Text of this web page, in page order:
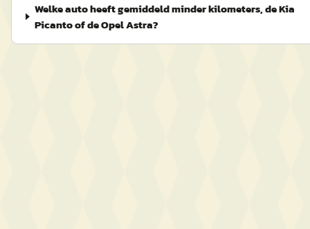
Welke auto heeft gemiddeld minder kilometers, de Kia
Picanto of de Opel Astra?